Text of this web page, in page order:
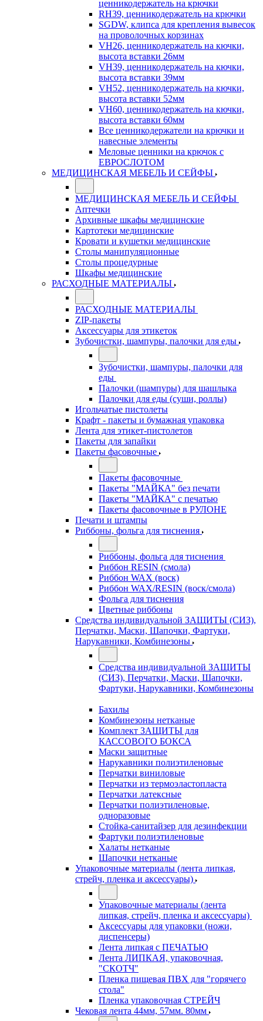
ценникодержатель на крючки
RH39, ценникодержатель на крючки
SGDW, клипса для крепления вывесок
на проволочных корзинах
VH26, ценникодержатель на кючки,
высота вставки 26мм
VH39, ценникодержатель на кючки,
высота вставки 39мм
VH52, ценникодержатель на кючки,
высота вставки 52мм
VH60, ценникодержатель на кючки,
высота вставки 60мм
Все ценникодержатели на крючки и
навесные элементы
Меловые ценники на крючок с
ЕВРОСЛОТОМ
МЕДИЦИНСКАЯ МЕБЕЛЬ И СЕЙФЫ
МЕДИЦИНСКАЯ МЕБЕЛЬ И СЕЙФЫ
Аптечки
Архивные шкафы медицинские
Картотеки медицинские
Кровати и кушетки медицинские
Столы манипуляционные
Столы процедурные
Шкафы медицинские
РАСХОДНЫЕ МАТЕРИАЛЫ
РАСХОДНЫЕ МАТЕРИАЛЫ
ZIP-пакеты
Аксессуары для этикеток
Зубочистки, шампуры, палочки для еды
Зубочистки, шампуры, палочки для
еды
Палочки (шампуры) для шашлыка
Палочки для еды (суши, роллы)
Игольчатые пистолеты
Крафт - пакеты и бумажная упаковка
Лента для этикет-пистолетов
Пакеты для запайки
Пакеты фасовочные
Пакеты фасовочные
Пакеты "МАЙКА" без печати
Пакеты "МАЙКА" с печатью
Пакеты фасовочные в РУЛОНЕ
Печати и штампы
Риббоны, фольга для тиснения
Риббоны, фольга для тиснения
Риббон RESIN (смола)
Риббон WAX (воск)
Риббон WAX/RESIN (воск/смола)
Фольга для тиснения
Цветные риббоны
Средства индивидуальной ЗАЩИТЫ (СИЗ),
Перчатки, Маски, Шапочки, Фартуки,
Нарукавники, Комбинезоны
Средства индивидуальной ЗАЩИТЫ
(СИЗ), Перчатки, Маски, Шапочки,
Фартуки, Нарукавники, Комбинезоны
Бахилы
Комбинезоны нетканые
Комплект ЗАЩИТЫ для
КАССОВОГО БОКСА
Маски защитные
Нарукавники полиэтиленовые
Перчатки виниловые
Перчатки из термоэластопласта
Перчатки латексные
Перчатки полиэтиленовые,
одноразовые
Стойка-санитайзер для дезинфекции
Фартуки полиэтиленовые
Халаты нетканые
Шапочки нетканые
Упаковочные материалы (лента липкая,
стрейч, пленка и аксессуары)
Упаковочные материалы (лента
липкая, стрейч, пленка и аксессуары)
Аксессуары для упаковки (ножи,
диспенсеры)
Лента липкая с ПЕЧАТЬЮ
Лента ЛИПКАЯ, упаковочная,
"СКОТЧ"
Пленка пищевая ПВХ для "горячего
стола"
Пленка упаковочная СТРЕЙЧ
Чековая лента 44мм, 57мм. 80мм